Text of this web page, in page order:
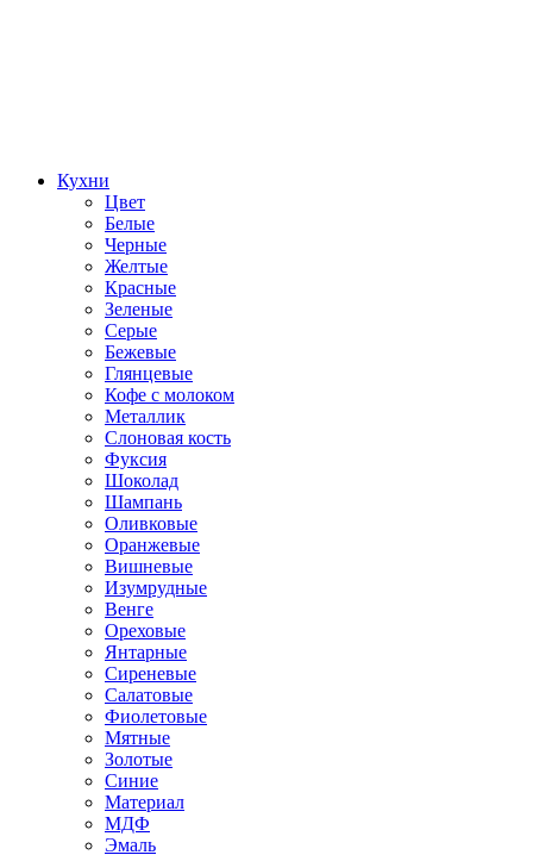
Кухни
Цвет
Белые
Черные
Желтые
Красные
Зеленые
Серые
Бежевые
Глянцевые
Кофе с молоком
Металлик
Слоновая кость
Фуксия
Шоколад
Шампань
Оливковые
Оранжевые
Вишневые
Изумрудные
Венге
Ореховые
Янтарные
Сиреневые
Салатовые
Фиолетовые
Мятные
Золотые
Синие
Материал
МДФ
Эмаль